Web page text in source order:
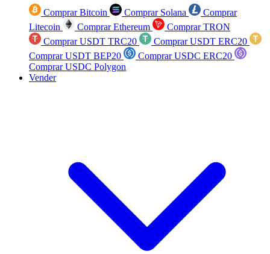
Comprar Bitcoin Comprar Solana
Comprar
Litecoin
Comprar Ethereum
Comprar TRON
Comprar USDT TRC20
Comprar USDT ERC20
Comprar USDT BEP20
Comprar USDC ERC20
Comprar USDC Polygon
Vender